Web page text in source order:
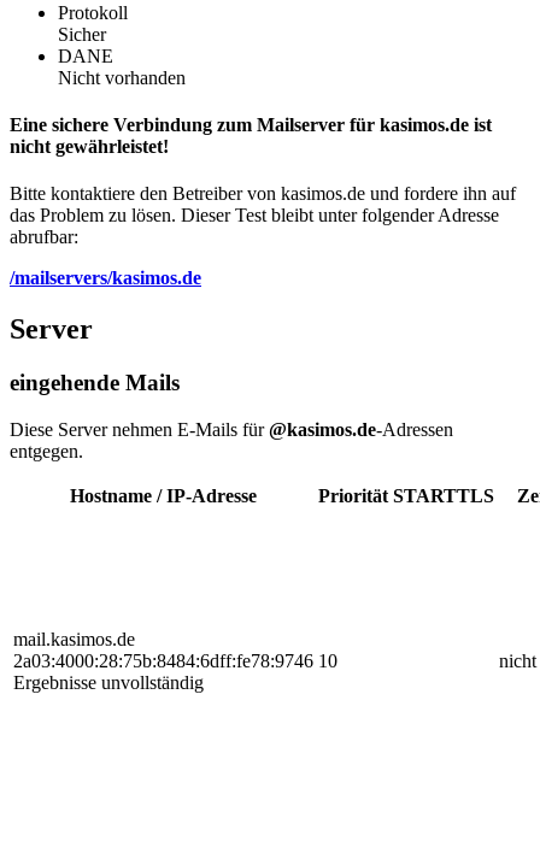
Protokoll
Sicher
DANE
Nicht vorhanden
Eine sichere Verbindung zum Mailserver für kasimos.de ist
nicht gewährleistet!
Bitte kontaktiere den Betreiber von kasimos.de und fordere ihn auf
das Problem zu lösen. Dieser Test bleibt unter folgender Adresse
abrufbar:
/mailservers/kasimos.de
Server
eingehende Mails
Diese Server nehmen E-Mails für@kasimos.de-Adressen
entgegen.
Hostname / IP-Adresse Priorität STARTTLS
mail.kasimos.de
2a03:4000:28:75b:8484:6dff:fe78:9746
Ergebnisse unvollständig
10 nicht